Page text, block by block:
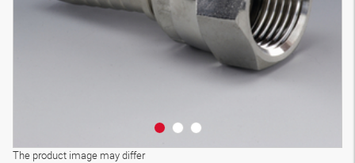
The product image may differ